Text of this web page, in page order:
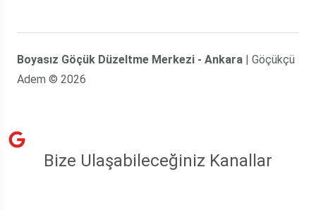
Boyasız Göçük Düzeltme Merkezi - Ankara | Göçükçü
Adem © 2026
Bize Ulaşabileceğiniz Kanallar